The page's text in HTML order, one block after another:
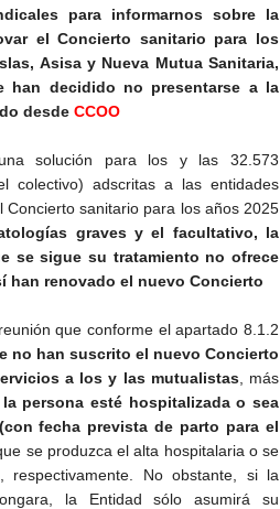
para informarnos sobre la
el Concierto sanitario para los
Asisa y Nueva Mutua Sanitaria,
han decidido no presentarse a la
desde CCOO
solución para los y las 32.573
colectivo) adscritas a las entidades
sanitario para los años 2025
graves y el facultativo, la
se sigue su tratamiento no ofrece
han renovado el nuevo Concierto
que conforme el apartado 8.1.2
no han suscrito el nuevo Concierto
a los y las mutualistas, más
persona esté hospitalizada o sea
fecha prevista de parto para el
se produzca el alta hospitalaria o se
respectivamente. No obstante, si la
la Entidad sólo asumirá su